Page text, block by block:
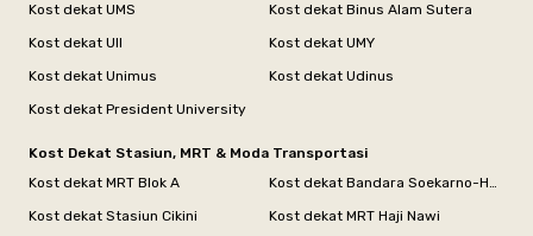
Kost dekat UMS
Kost dekat Binus Alam Sutera
Kost dekat UII
Kost dekat UMY
Kost dekat Unimus
Kost dekat Udinus
Kost dekat President University
Kost Dekat Stasiun, MRT & Moda Transportasi
Kost dekat MRT Blok A
Kost dekat Bandara Soekarno-Hatta
Kost dekat Stasiun Cikini
Kost dekat MRT Haji Nawi